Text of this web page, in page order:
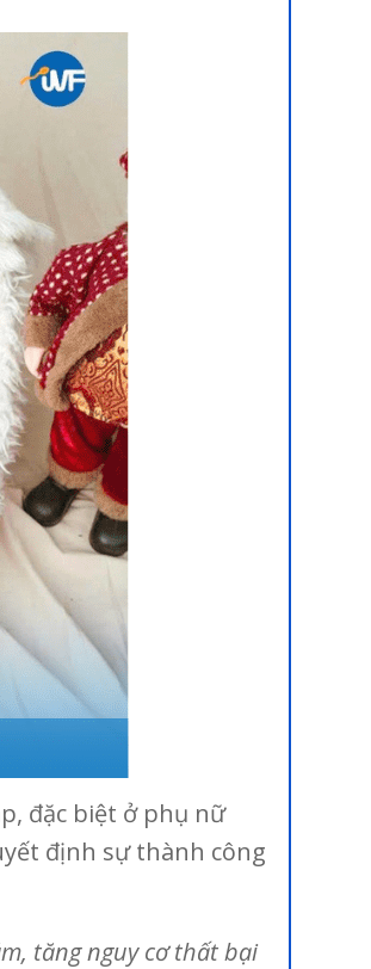
đặc biệt ở phụ nữ
định sự thành công
tăng nguy cơ thất bại